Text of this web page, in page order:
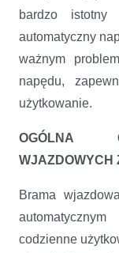
bardzo
automatyczny
ważnym
napędu,
użytkowanie.
OGÓLNA
WJAZDOWYCH
Brama
codzienne